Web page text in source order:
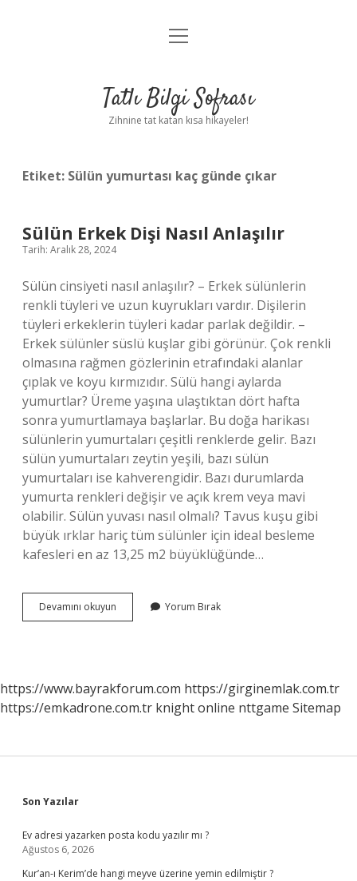
Anasayfa
Yasal Uyarı
menüyü
Tatlı Bilgi Sofrası
Zihnine tat katan kısa hikayeler!
Etiket: Sülün yumurtası kaç günde çıkar
Sülün Erkek Dişi Nasıl Anlaşılır
Tarih: Aralık 28, 2024
Sülün cinsiyeti nasıl anlaşılır? – Erkek sülünlerin
renkli tüyleri ve uzun kuyrukları vardır. Dişilerin
tüyleri erkeklerin tüyleri kadar parlak değildir. –
Erkek sülünler süslü kuşlar gibi görünür. Çok renkli
olmasına rağmen gözlerinin etrafındaki alanlar
çıplak ve koyu kırmızıdır. Sülü hangi aylarda
yumurtlar? Üreme yaşına ulaştıktan dört hafta
sonra yumurtlamaya başlarlar. Bu doğa harikası
sülünlerin yumurtaları çeşitli renklerde gelir. Bazı
sülün yumurtaları zeytin yeşili, bazı sülün
yumurtaları ise kahverengidir. Bazı durumlarda
yumurta renkleri değişir ve açık krem ​​veya mavi
olabilir. Sülün yuvası nasıl olmalı? Tavus kuşu gibi
büyük ırklar hariç tüm sülünler için ideal besleme
kafesleri en az 13,25 m2 büyüklüğünde…
Devamını okuyun
Erkek
Yorum Bırak
https://www.bayrakforum.com https://girginemlak.com.tr
https://emkadrone.com.tr knight online nttgame Sitemap
Sidebar
Son Yazılar
Ev adresi yazarken posta kodu yazılır mı ?
Ağustos 6, 2026
Kur’an-ı Kerim’de hangi meyve üzerine yemin edilmiştir ?